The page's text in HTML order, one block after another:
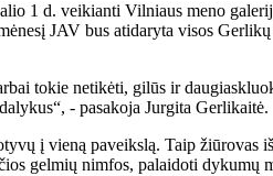
1 d. veikianti Vilniaus meno
JAV bus atidaryta visos
tokie netikėti, gilūs ir
- pasakoja Jurgita Gerlikaitė.
į vieną paveikslą. Taip žiūrovas
gelmių nimfos, palaidoti